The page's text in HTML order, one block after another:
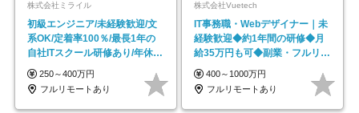
株式会社ミライル
初級エンジニア/未経験歓迎/文
系OK/定着率100％/最長1年の
自社ITスクール研修あり/年休
130日
250～400万円
フルリモートあり
株式会社Vuetech
IT事務職・Webデザイナー｜未
経験歓迎◆約1年間の研修◆月
給35万円も可◆副業・フルリモ
ート可◆年休126日
400～1000万円
フルリモートあり